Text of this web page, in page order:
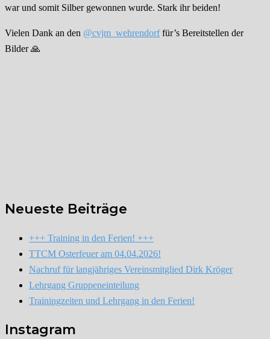
war und somit Silber gewonnen wurde. Stark ihr beiden!
Vielen Dank an den @cvjm_wehrendorffür’s Bereitstellen der
Bilder 🙏
Neueste Beiträge
+++ Training in den Ferien! +++
TTCM Osterfeuer am 04.04.2026!
Nachruf für langjähriges Vereinsmitglied Dirk Kröger
Lehrgang Gruppeneinteilung
Trainingzeiten und Lehrgang in den Ferien!
Instagram